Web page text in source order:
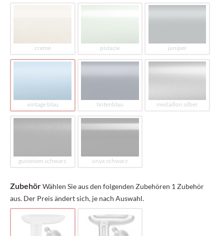
creme pistazie juniper
vintage blau tintenblau medaillon silber
gusseisen schwarz onyx schwarz
ZubehörWählen Sie aus den folgenden Zubehören 1 Zubehör
aus. Der Preis ändert sich, je nach Auswahl.